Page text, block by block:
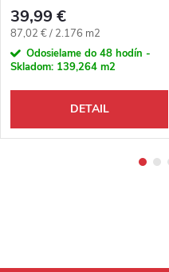
39,99 €
Jednotková cena:
87,02 € / 2.176 m2
Odosielame do 48 hodín -
Skladom: 139,264 m2
DETAIL